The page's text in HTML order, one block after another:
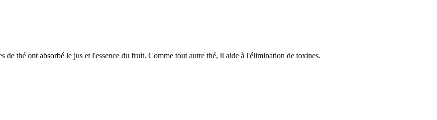
de thé ont absorbé le jus et l'essence du fruit. Comme tout autre thé, il aide à l'élimination de toxines.